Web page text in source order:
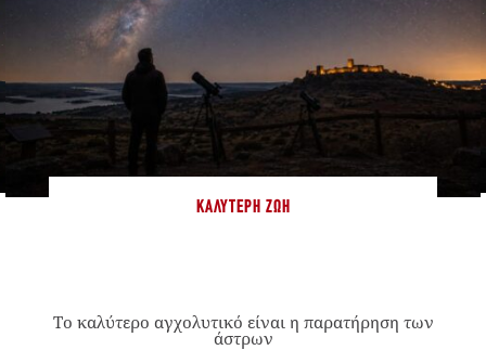
ΚΑΛΎΤΕΡΗ ΖΩΉ
Το καλύτερο αγχολυτικό είναι η παρατήρηση των
άστρων